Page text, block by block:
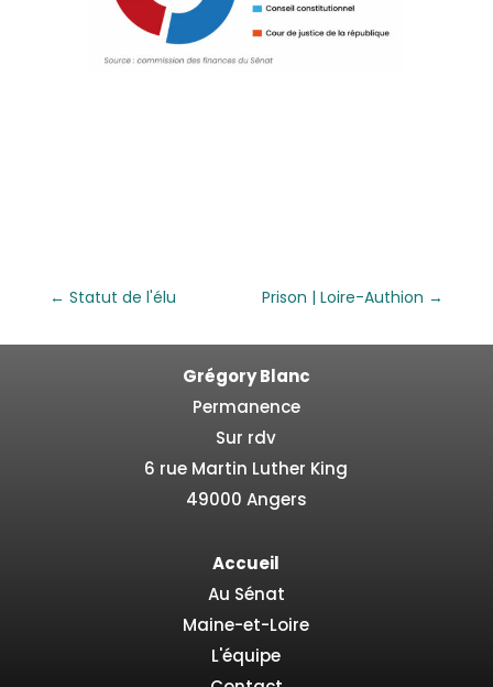
← Statut de l'élu Prison | Loire-Authion →
Grégory Blanc
Permanence
Sur rdv
6 rue Martin Luther King
49000 Angers
Accueil
Au Sénat
Maine-et-Loire
L'équipe